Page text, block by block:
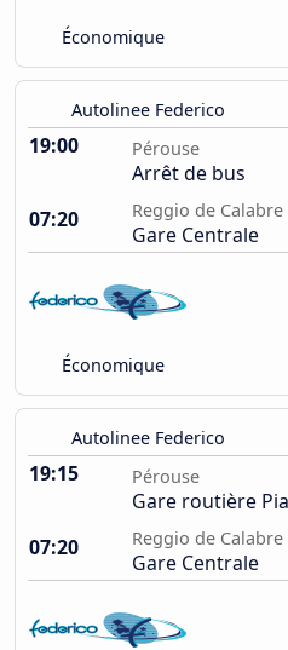
Économique
Autolinee Federico
19:00 Pérouse
Arrêt de bus
07:20
Reggio de Calabre
Gare Centrale
Économique
Autolinee Federico
19:15 Pérouse
Gare routière
07:20
Reggio de Calabre
Gare Centrale